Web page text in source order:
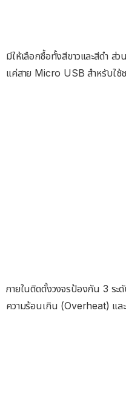
มีให้เลือกซื้อทั้งสีขาวและสีดำ
แค่สาย Micro USB สำหรับใช้
ภายในติดตั้งวงจรป้องกัน 3 ร
ความร้อนเกิน (Overheat) แล